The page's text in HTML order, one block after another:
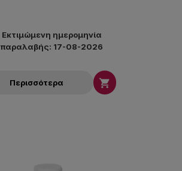
Εκτιμώμενη ημερομηνία
παραλαβής: 17-08-2026
Περισσότερα 